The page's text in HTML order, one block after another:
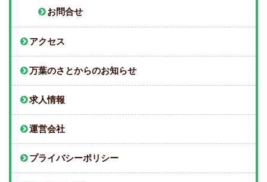
お問合せ
アクセス
万葉のさとからのお知らせ
求人情報
運営会社
プライバシーポリシー